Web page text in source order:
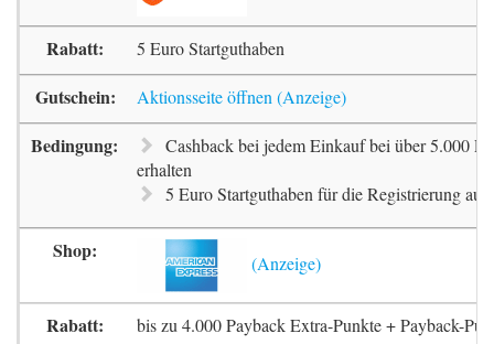
5 Euro Startguthaben
Aktionsseite öffnen
Cashback bei jedem Einkauf bei über 5.000
erhalten
5 Euro Startguthaben für die Registrierung
bis zu 4.000 Payback Extra-Punkte + Payback-